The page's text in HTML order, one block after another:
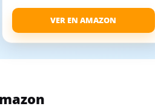
VER EN AMAZON